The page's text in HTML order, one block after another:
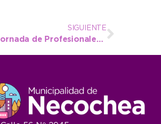
SIGUIENTE
Necochea será sede este viernes de una jornada de Profesionales de Ciencias Económicas